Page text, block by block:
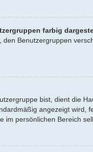
farbig
den Benutzergruppen
bist, dient die
angezeigt wird,
im persönlichen Bereich